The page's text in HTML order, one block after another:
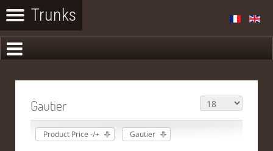
Gautier
Product Price -/+ Gautier